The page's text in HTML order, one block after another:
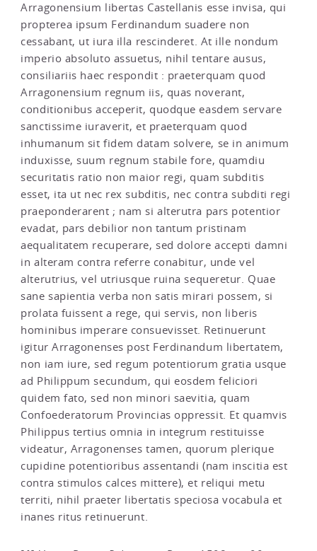
Arragonensium libertas Castellanis esse invisa, qui
propterea ipsum Ferdinandum suadere non
cessabant, ut iura illa rescinderet. At ille nondum
imperio absoluto assuetus, nihil tentare ausus,
consiliariis haec respondit : praeterquam quod
Arragonensium regnum iis, quas noverant,
conditionibus acceperit, quodque easdem servare
sanctissime iuraverit, et praeterquam quod
inhumanum sit fidem datam solvere, se in animum
induxisse, suum regnum stabile fore, quamdiu
securitatis ratio non maior regi, quam subditis
esset, ita ut nec rex subditis, nec contra subditi regi
praeponderarent ; nam si alterutra pars potentior
evadat, pars debilior non tantum pristinam
aequalitatem recuperare, sed dolore accepti damni
in alteram contra referre conabitur, unde vel
alterutrius, vel utriusque ruina sequeretur. Quae
sane sapientia verba non satis mirari possem, si
prolata fuissent a rege, qui servis, non liberis
hominibus imperare consuevisset. Retinuerunt
igitur Arragonenses post Ferdinandum libertatem,
non iam iure, sed regum potentiorum gratia usque
ad Philippum secundum, qui eosdem feliciori
quidem fato, sed non minori saevitia, quam
Confoederatorum Provincias oppressit. Et quamvis
Philippus tertius omnia in integrum restituisse
videatur, Arragonenses tamen, quorum plerique
cupidine potentioribus assentandi (nam inscitia est
contra stimulos calces mittere), et reliqui metu
territi, nihil praeter libertatis speciosa vocabula et
inanes ritus retinuerunt.